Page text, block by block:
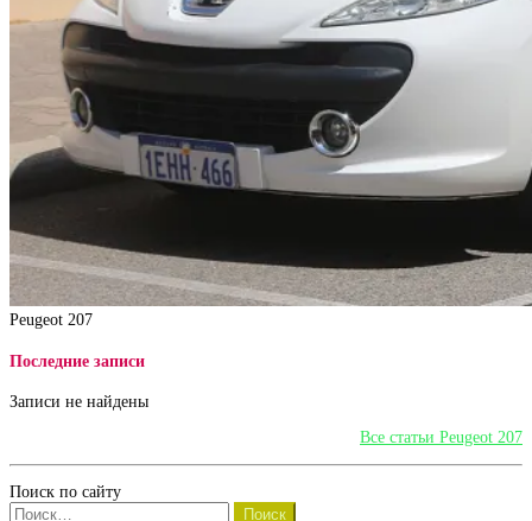
Peugeot 207
Последние записи
Записи не найдены
Все статьи Peugeot 207
Поиск по сайту
Найти: